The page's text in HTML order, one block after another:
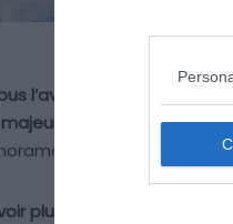
l’avons sélectionné :
de l’illustre
parisien, est une
plus :
La Fondation